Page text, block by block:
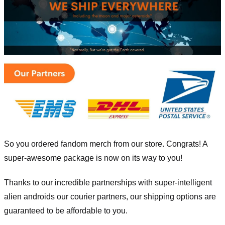
So you ordered fandom merch from our store. Congrats! A
super-awesome package is now on its way to you!
Thanks to our incredible partnerships with super-intelligent
alien androids our courier partners, our shipping options are
guaranteed to be affordable to you.